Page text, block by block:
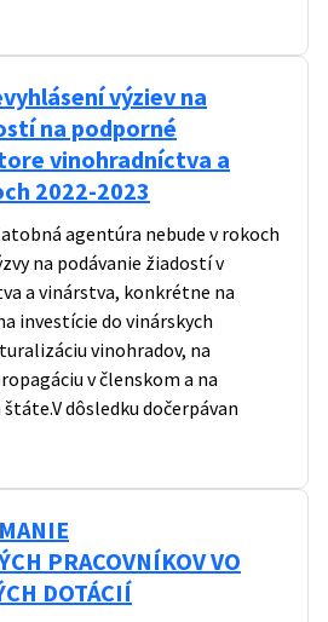
výziev na
na podporné
vinohradníctva a
2022-2023
agentúra nebude v rokoch
na podávanie žiadostí v
a vinárstva, konkrétne na
investície do vinárskych
vinohradov, na
v členskom a na
dôsledku dočerpávan
PRACOVNÍKOV VO
DOTÁCIÍ